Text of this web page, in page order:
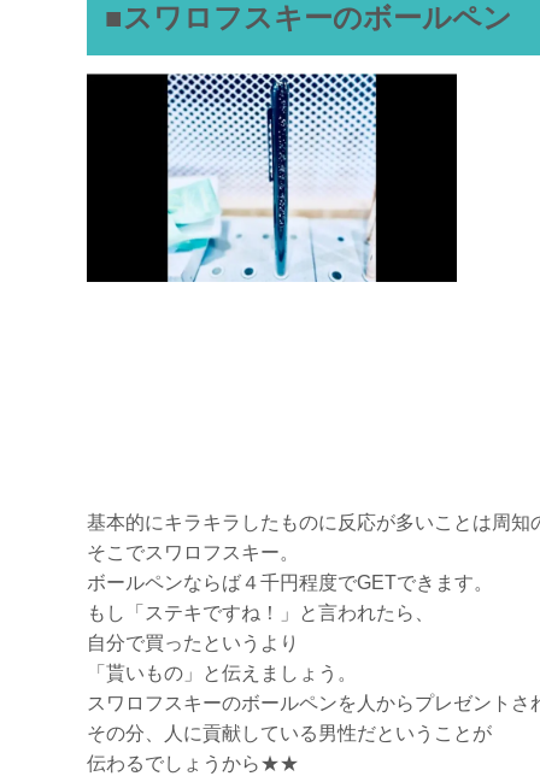
■スワロフスキーのボールペン
基本的にキラキラしたものに反応が多いことは周知
そこでスワロフスキー。
ボールペンならば４千円程度でGETできます。
もし「ステキですね！」と言われたら、
自分で買ったというより
「貰いもの」と伝えましょう。
スワロフスキーのボールペンを人からプレゼントさ
その分、人に貢献している男性だということが
伝わるでしょうから★★